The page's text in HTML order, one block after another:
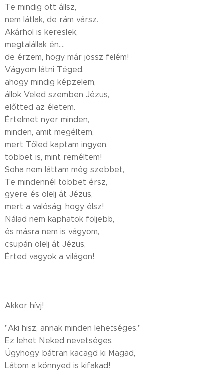
Te mindig ott állsz,
nem látlak, de rám vársz.
Akárhol is kereslek,
megtalállak én...,
de érzem, hogy már jössz felém!
Vágyom látni Téged,
ahogy mindig képzelem,
állok Veled szemben Jézus,
előtted az életem.
Értelmet nyer minden,
minden, amit megéltem,
mert Tőled kaptam ingyen,
többet is, mint reméltem!
Soha nem láttam még szebbet,
Te mindennél többet érsz,
gyere és ölelj át Jézus,
mert a valóság, hogy élsz!
Nálad nem kaphatok följebb,
és másra nem is vágyom,
csupán ölelj át Jézus,
Érted vagyok a világon!
Akkor hívj!
"Aki hisz, annak minden lehetséges."
Ez lehet Neked nevetséges,
Úgyhogy bátran kacagd ki Magad,
Látom a könnyed is kifakad!